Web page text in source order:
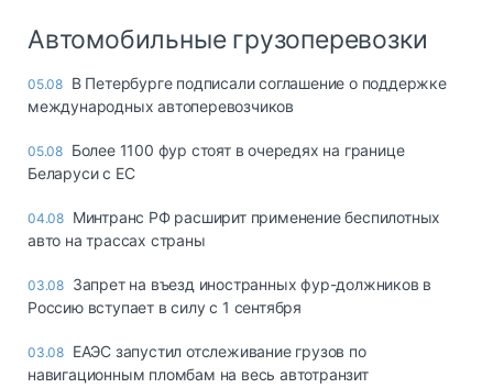
Автомобильные грузоперевозки
05.08 В Петербурге подписали соглашение о поддержке
международных автоперевозчиков
05.08 Более 1100 фур стоят в очередях на границе
Беларуси с ЕС
04.08 Минтранс РФ расширит применение беспилотных
авто на трассах страны
03.08 Запрет на въезд иностранных фур-должников в
Россию вступает в силу с 1 сентября
03.08 ЕАЭС запустил отслеживание грузов по
навигационным пломбам на весь автотранзит